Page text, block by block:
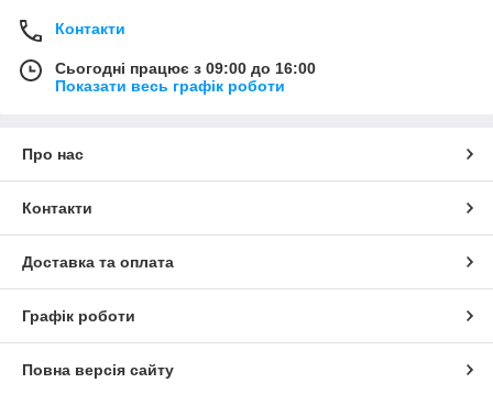
Контакти
Сьогодні працює з 09:00 до 16:00
Показати весь графік роботи
Про нас
Контакти
Доставка та оплата
Графік роботи
Повна версія сайту